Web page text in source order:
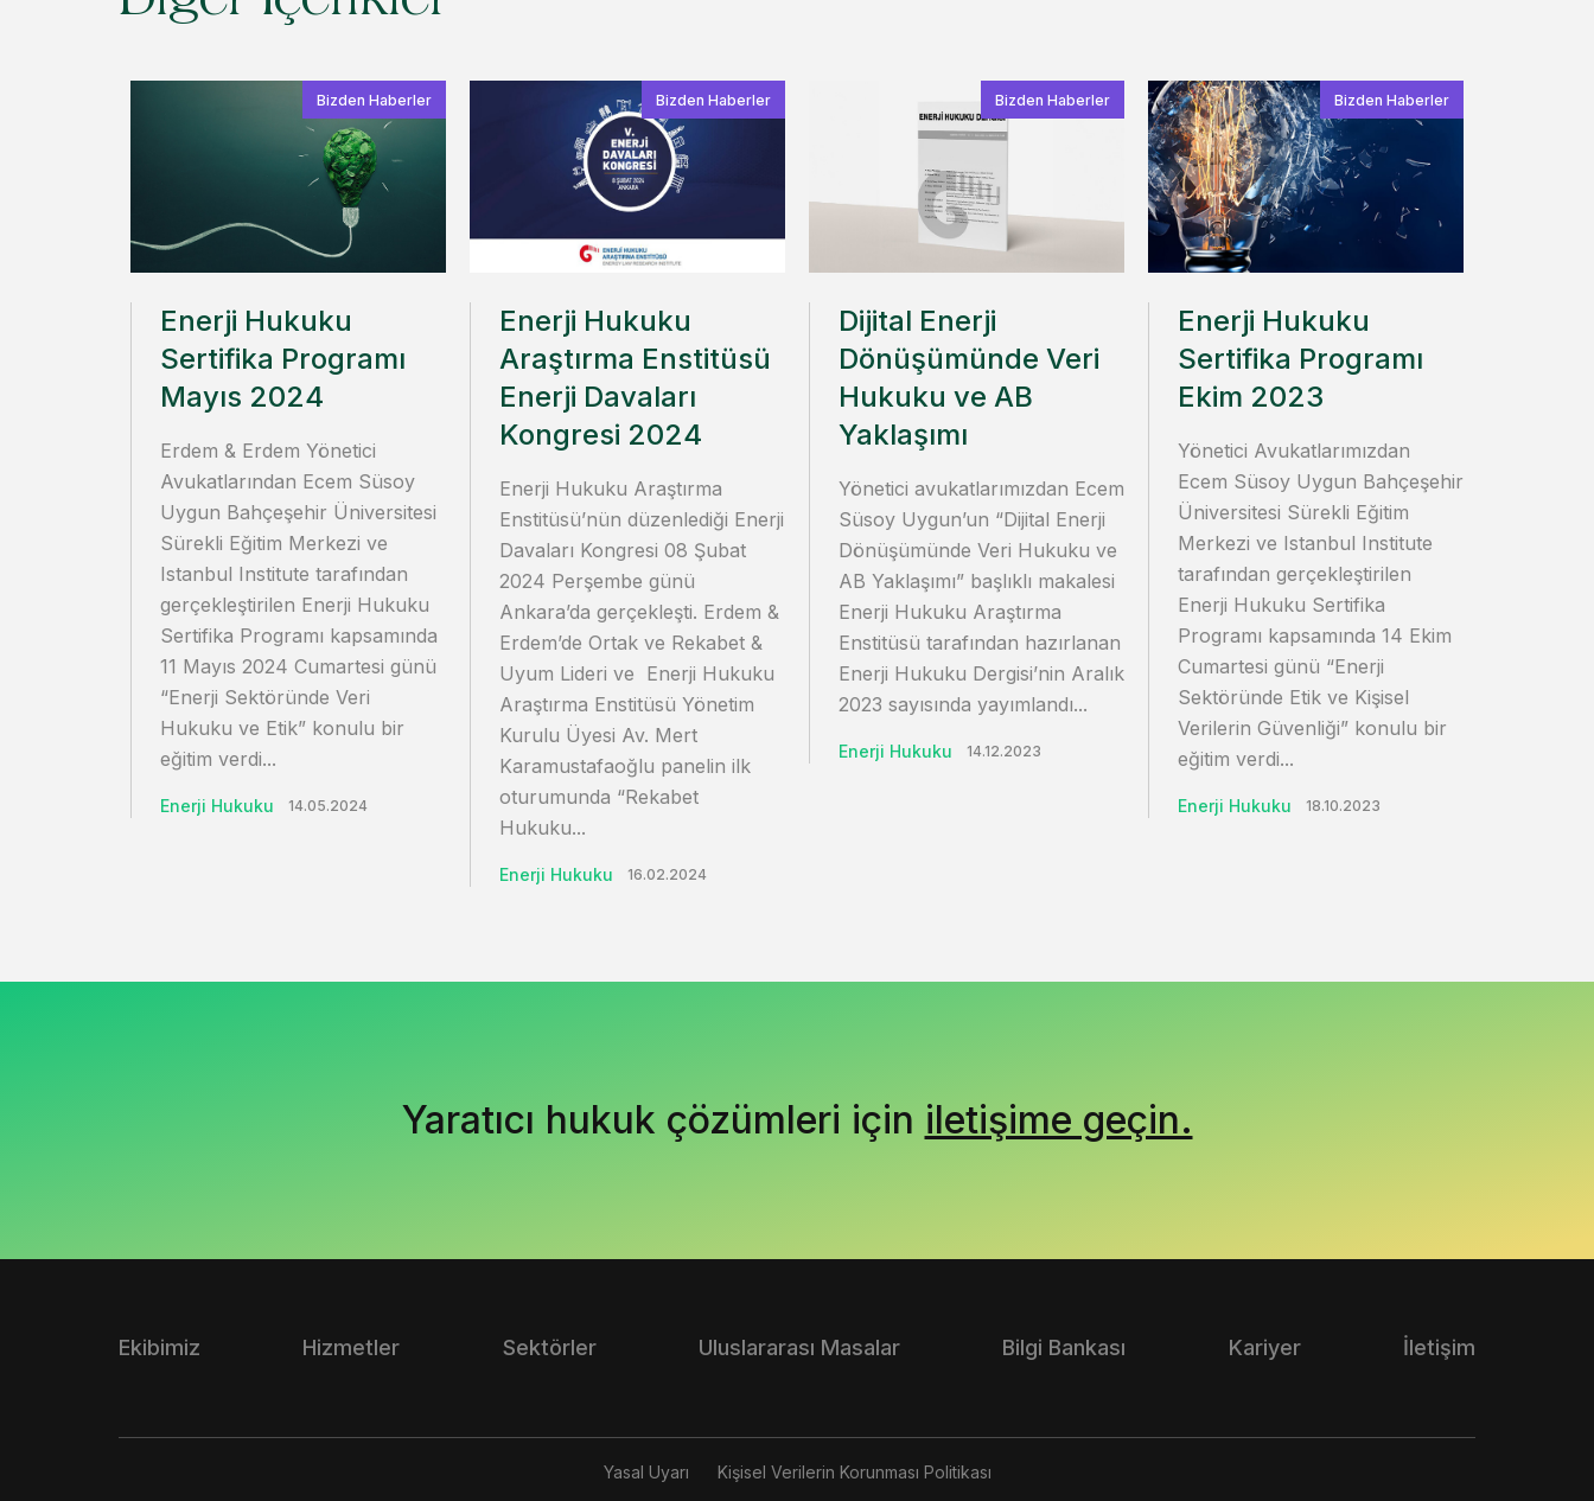
Bizden Haberler
Enerji Hukuku
Sertifika Programı
Mayıs 2024
Erdem & Erdem Yönetici
Avukatlarından Ecem Süsoy
Uygun Bahçeşehir Üniversitesi
Sürekli Eğitim Merkezi ve
Istanbul Institute tarafından
gerçekleştirilen Enerji Hukuku
Sertifika Programı kapsamında
11 Mayıs 2024 Cumartesi günü
“Enerji Sektöründe Veri
Hukuku ve Etik” konulu bir
eğitim verdi...
Enerji Hukuku 14.05.2024
Bizden Haberler
Enerji Hukuku
Araştırma Enstitüsü
Enerji Davaları
Kongresi 2024
Enerji Hukuku Araştırma
Enstitüsü’nün düzenlediği Enerji
Davaları Kongresi 08 Şubat
2024 Perşembe günü
Ankara’da gerçekleşti. Erdem &
Erdem’de Ortak ve Rekabet &
Uyum Lideri ve Enerji Hukuku
Araştırma Enstitüsü Yönetim
Kurulu Üyesi Av. Mert
Karamustafaoğlu panelin ilk
oturumunda “Rekabet
Hukuku...
Enerji Hukuku 16.02.2024
Bizden Haberler
Dijital Enerji
Dönüşümünde Veri
Hukuku ve AB
Yaklaşımı
Yönetici avukatlarımızdan Ecem
Süsoy Uygun’un “Dijital Enerji
Dönüşümünde Veri Hukuku ve
AB Yaklaşımı” başlıklı makalesi
Enerji Hukuku Araştırma
Enstitüsü tarafından hazırlanan
Enerji Hukuku Dergisi’nin Aralık
2023 sayısında yayımlandı...
Enerji Hukuku 14.12.2023
Bizden Haberler
Enerji Hukuku
Sertifika Programı
Ekim 2023
Yönetici Avukatlarımızdan
Ecem Süsoy Uygun Bahçeşehir
Üniversitesi Sürekli Eğitim
Merkezi ve Istanbul Institute
tarafından gerçekleştirilen
Enerji Hukuku Sertifika
Programı kapsamında 14 Ekim
Cumartesi günü “Enerji
Sektöründe Etik ve Kişisel
Verilerin Güvenliği” konulu bir
eğitim verdi...
Enerji Hukuku 18.10.2023
Yaratıcı hukuk çözümleri için iletişime geçin.
Ekibimiz Hizmetler Sektörler Uluslararası Masalar Bilgi Bankası Kariyer İletişim
Yasal Uyarı Kişisel Verilerin Korunması Politikası